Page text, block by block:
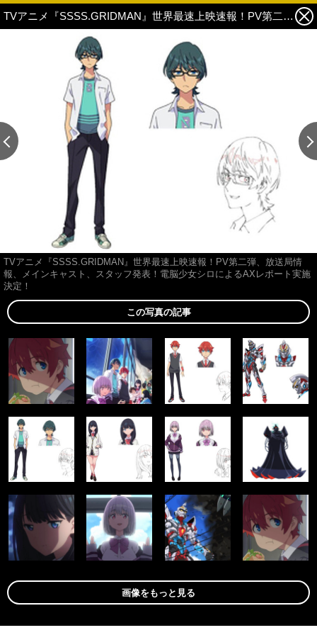
TVアニメ『SSSS.GRIDMAN』世界最速上映速報！PV第二弾、放送局情報、メインキャスト、スタッフ発表！電脳少女シロによるAXレポート実施決定！ 5枚目の写真・画像
TVアニメ『SSSS.GRIDMAN』世界最速上映速報！PV第二弾、放送局情
報、メインキャスト、スタッフ発表！電脳少女シロによるAXレポート実施
決定！
この写真の記事
画像をもっと見る